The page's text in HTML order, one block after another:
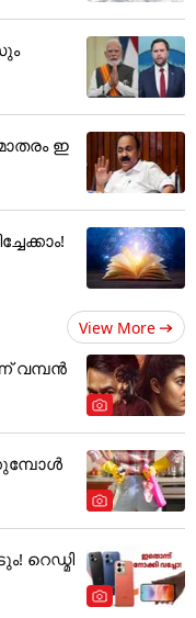
ഇ
View More
വമ്പൻ
റെഡ്മി